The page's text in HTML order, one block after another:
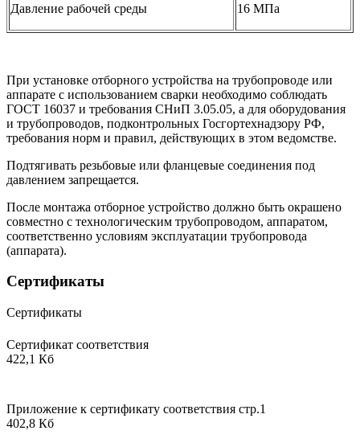
Давление рабочей среды 16 МПа
При установке отборного устройства на трубопроводе или
аппарате с использованием сварки необходимо соблюдать
ГОСТ 16037 и требования СНиП 3.05.05, а для оборудования
и трубопроводов, подконтрольных Госгортехнадзору РФ,
требования норм и правил, действующих в этом ведомстве.
Подтягивать резьбовые или фланцевые соединения под
давлением запрещается.
После монтажа отборное устройство должно быть окрашено
совместно с технологическим трубопроводом, аппаратом,
соответственно условиям эксплуатации трубопровода
(аппарата).
Сертификаты
Сертификаты
Сертификат соответствия
422,1 Кб
Приложение к сертификату соответствия стр.1
402,8 Кб